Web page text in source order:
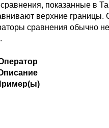
показанные в
верхние
сравнения обычно